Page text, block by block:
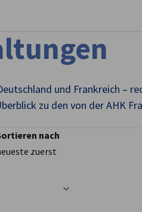
und Frankreich –
zu den von der AHK
nach
zuerst